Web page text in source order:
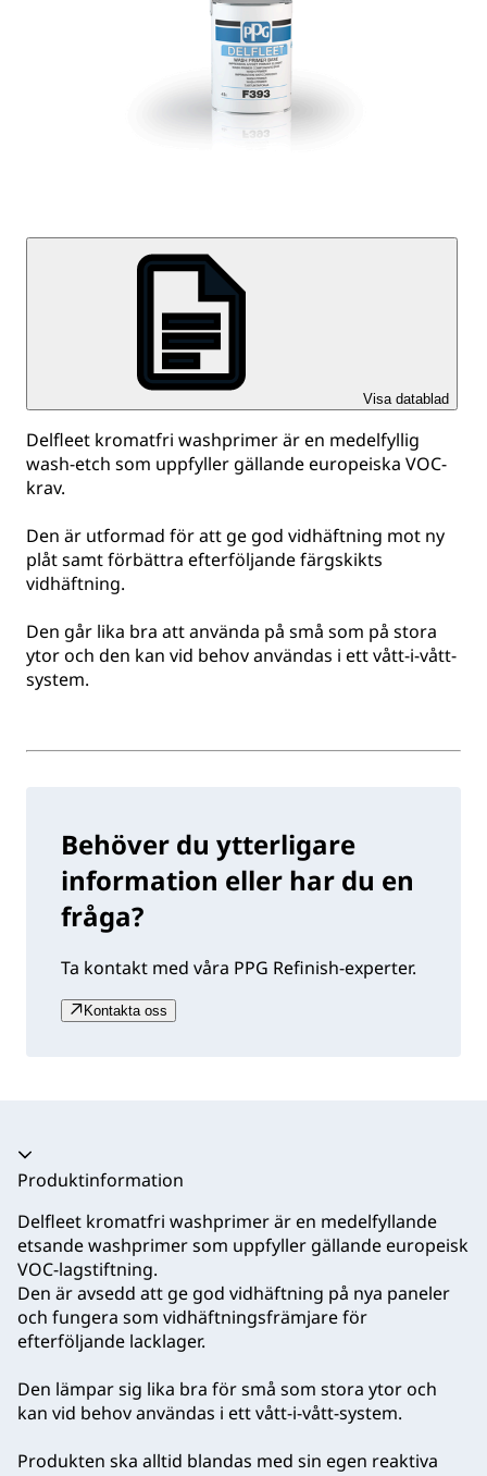
Visa datablad
Delfleet kromatfri washprimer är en medelfyllig
wash-etch som uppfyller gällande europeiska VOC-
krav.
Den är utformad för att ge god vidhäftning mot ny
plåt samt förbättra efterföljande färgskikts
vidhäftning.
Den går lika bra att använda på små som på stora
ytor och den kan vid behov användas i ett vått-i-vått-
system.
Behöver du ytterligare
information eller har du en
fråga?
Ta kontakt med våra PPG Refinish-experter.
Kontakta oss
Produktinformation
Delfleet kromatfri washprimer är en medelfyllande
etsande washprimer som uppfyller gällande europeisk
VOC-lagstiftning.
Den är avsedd att ge god vidhäftning på nya paneler
och fungera som vidhäftningsfrämjare för
efterföljande lacklager.
Den lämpar sig lika bra för små som stora ytor och
kan vid behov användas i ett vått-i-vått-system.
Produkten ska alltid blandas med sin egen reaktiva